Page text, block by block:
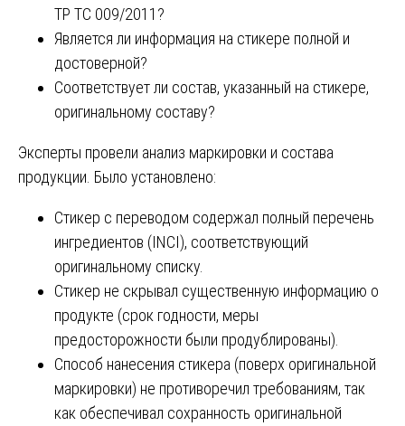
ТР ТС 009/2011?
Является ли информация на стикере полной и
достоверной?
Соответствует ли состав, указанный на стикере,
оригинальному составу?
Эксперты провели анализ маркировки и состава
продукции. Было установлено:
Стикер с переводом содержал полный перечень
ингредиентов (INCI), соответствующий
оригинальному списку.
Стикер не скрывал существенную информацию о
продукте (срок годности, меры
предосторожности были продублированы).
Способ нанесения стикера (поверх оригинальной
маркировки) не противоречил требованиям, так
как обеспечивал сохранность оригинальной